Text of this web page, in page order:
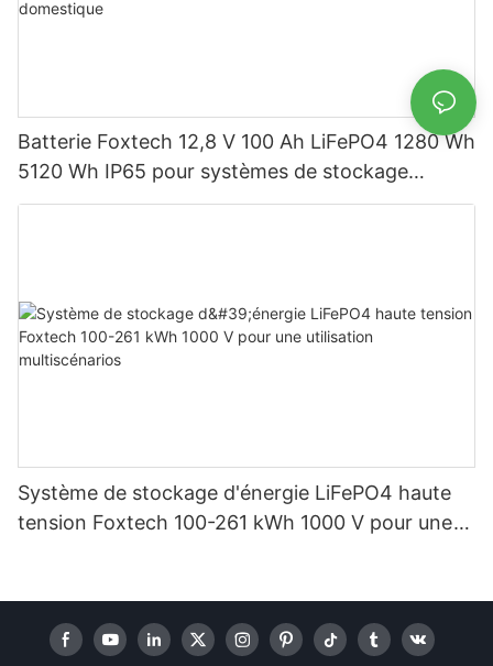
Batterie Foxtech 12,8 V 100 Ah LiFePO4 1280 Wh
5120 Wh IP65 pour systèmes de stockage
d'énergie solaire domestique
Système de stockage d'énergie LiFePO4 haute
tension Foxtech 100-261 kWh 1000 V pour une